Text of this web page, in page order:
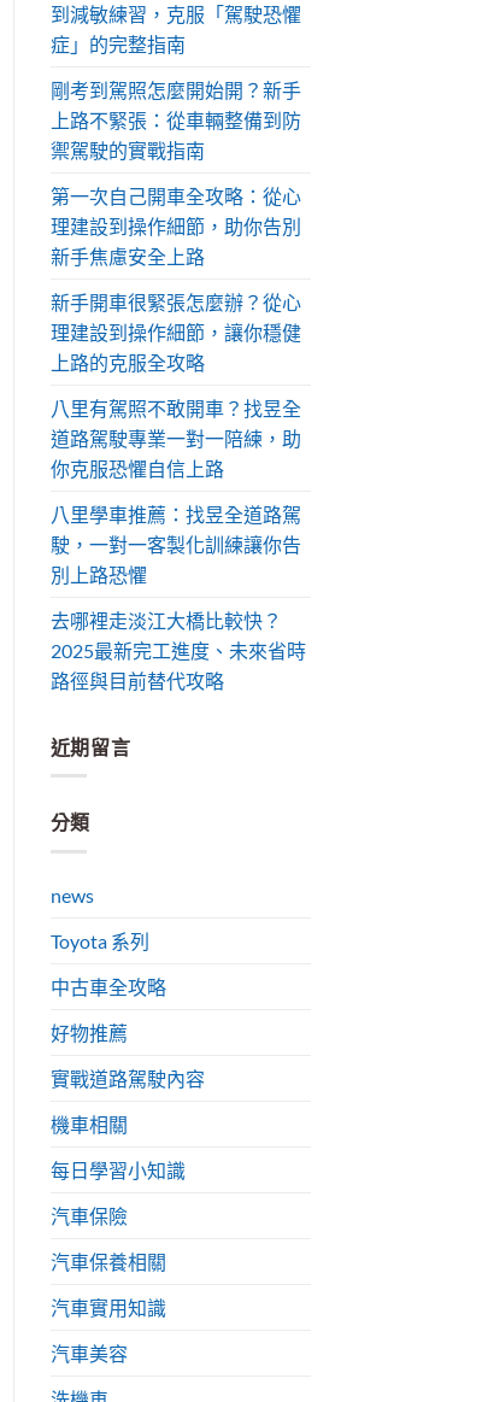
到減敏練習，克服「駕駛恐懼
症」的完整指南
剛考到駕照怎麼開始開？新手
上路不緊張：從車輛整備到防
禦駕駛的實戰指南
第一次自己開車全攻略：從心
理建設到操作細節，助你告別
新手焦慮安全上路
新手開車很緊張怎麼辦？從心
理建設到操作細節，讓你穩健
上路的克服全攻略
八里有駕照不敢開車？找昱全
道路駕駛專業一對一陪練，助
你克服恐懼自信上路
八里學車推薦：找昱全道路駕
駛，一對一客製化訓練讓你告
別上路恐懼
去哪裡走淡江大橋比較快？
2025最新完工進度、未來省時
路徑與目前替代攻略
近期留言
分類
news
Toyota 系列
中古車全攻略
好物推薦
實戰道路駕駛內容
機車相關
每日學習小知識
汽車保險
汽車保養相關
汽車實用知識
汽車美容